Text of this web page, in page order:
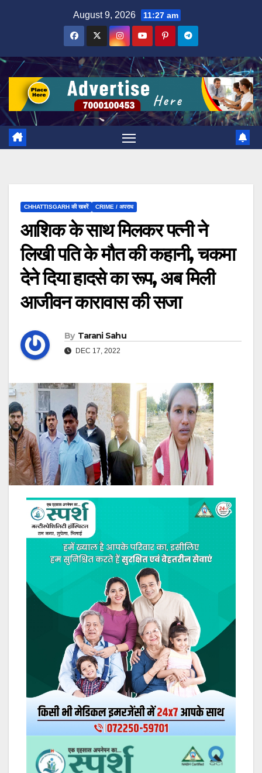
August 9, 2026 11:27 am
CHHATTISGARH की खबरें CRIME / अपराध
आशिक के साथ मिलकर पत्नी ने
लिखी पति के मौत की कहानी, चकमा
देने दिया हादसे का रूप, अब मिली
आजीवन कारावास की सजा
By Tarani Sahu
DEC 17, 2022